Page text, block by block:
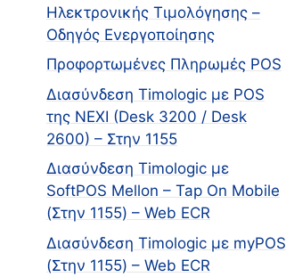
Ηλεκτρονικής Τιμολόγησης –
Οδηγός Ενεργοποίησης
Προφορτωμένες Πληρωμές POS
Διασύνδεση Timologic με POS
της NEXI (Desk 3200 / Desk
2600) – Στην 1155
Διασύνδεση Timologic με
SoftPOS Mellon – Tap On Mobile
(Στην 1155) – Web ECR
Διασύνδεση Timologic με myPOS
(Στην 1155) – Web ECR